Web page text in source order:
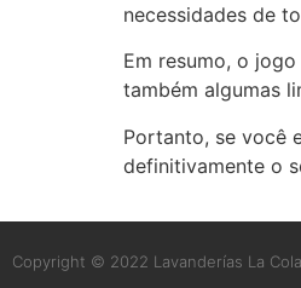
necessidades de
Em resumo, o
também algumas
Portanto, se você
definitivamente o
Copyright © 2022 Lavanderías La